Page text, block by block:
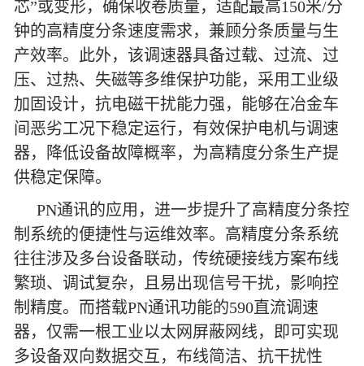
芯”或变形，确保收卷质量，适配最高150米/分
钟的高精度分条速度需求，兼顾分条质量与生
产效率。此外，该调速器具备过载、过流、过
压、过热、失磁等多维保护功能，采用工业级
加固设计，抗电磁干扰能力强，能够在冶金车
间恶劣工况下稳定运行，有效保护电机与调速
器，降低设备故障概率，为高精度分条生产提
供稳定保障。
PN通讯的应用，进一步提升了高精度分条控
制系统的便捷性与运维效率。高精度分条系统
往往涉及多台设备联动，传统硬接线方案布线
繁琐、调试复杂，且易出现信号干扰，影响控
制精度。而搭载PN通讯功能的590直流调速
器，仅需一根工业以太网屏蔽网线，即可实现
多设备双向数据交互，布线简洁、抗干扰性